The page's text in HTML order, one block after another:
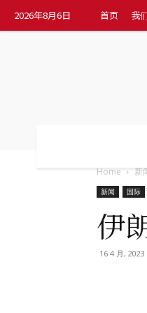
2026年8月6日 首页 我
Home 新
新闻 国际
伊
16 4 月, 2023